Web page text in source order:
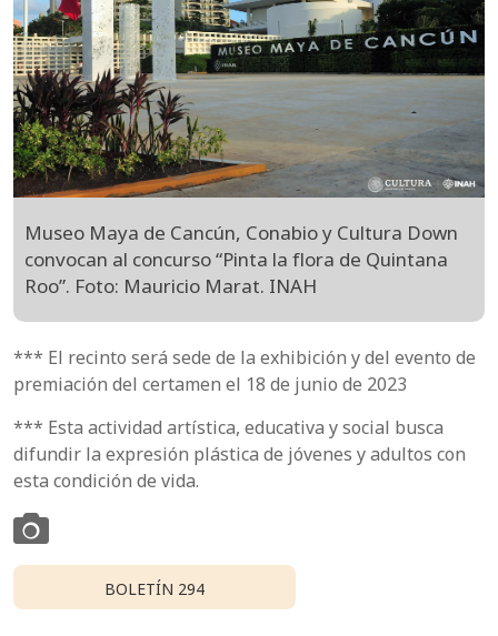
Museo Maya de Cancún, Conabio y Cultura Down
convocan al concurso “Pinta la flora de Quintana
Roo”. Foto: Mauricio Marat. INAH
*** El recinto será sede de la exhibición y del evento de
premiación del certamen el 18 de junio de 2023
*** Esta actividad artística, educativa y social busca
difundir la expresión plástica de jóvenes y adultos con
esta condición de vida.
BOLETÍN 294